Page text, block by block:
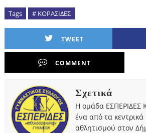
Tags # ΚΟΡΑΣΙΔΕΣ
TWEET
COMMENT
Σχετικά
Η ομάδα ΕΣΠΕΡΙΔΕΣ
ένα από τα κεντρικά
αθλητισμού στον